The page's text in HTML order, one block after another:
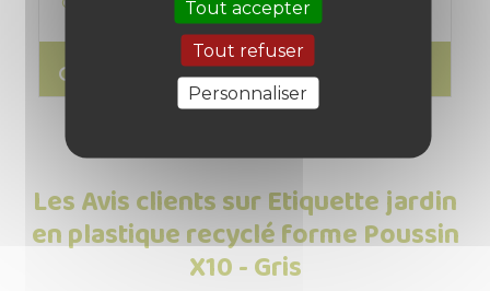
search Lire l'article
Les Avis clients sur Etiquette jardin
en plastique recyclé forme Poussin
X10 - Gris
Tout accepter
Tout refuser
Personnaliser